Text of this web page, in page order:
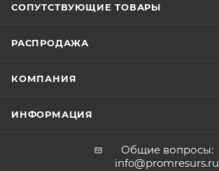
СОПУТСТВУЮЩИЕ ТОВАРЫ
РАСПРОДАЖА
КОМПАНИЯ
ИНФОРМАЦИЯ
Общие вопросы:
info@promresurs.ru